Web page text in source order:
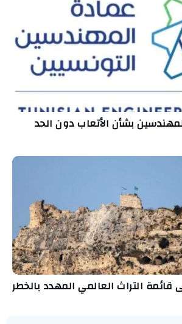
بشأن الأتعاب دون الحد